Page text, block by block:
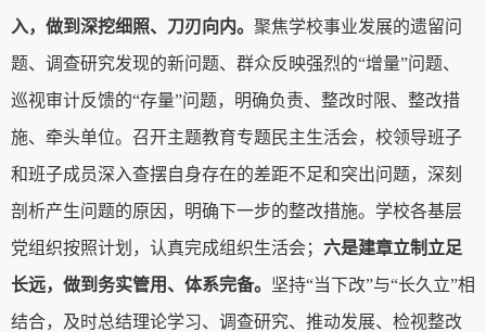
入，做到深挖细照、刀刃向内。 聚焦学校事业发展的遗留问
题、调查研究发现的新问题、群众反映强烈的“增量”问题、
巡视审计反馈的“存量”问题，明确负责、整改时限、整改措
施、牵头单位。召开主题教育专题民主生活会，校领导班子
和班子成员深入查摆自身存在的差距不足和突出问题，深刻
剖析产生问题的原因，明确下一步的整改措施。学校各基层
党组织按照计划，认真完成组织生活会； 六是建章立制立足
长远，做到务实管用、体系完备。 坚持“当下改”与“长久立”相
结合，及时总结理论学习、调查研究、推动发展、检视整改